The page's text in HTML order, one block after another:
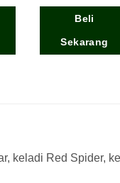
Beli
Sekarang
keladi Red Spider,